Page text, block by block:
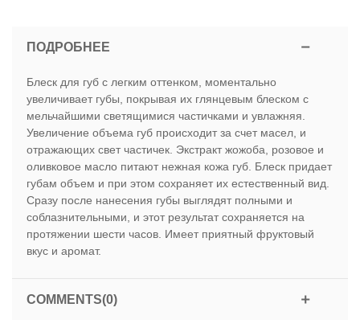
ПОДРОБНЕЕ
Блеск для губ с легким оттенком, моментально
увеличивает губы, покрывая их глянцевым блеском с
мельчайшими светящимися частичками и увлажняя.
Увеличение объема губ происходит за счет масел, и
отражающих свет частичек. Экстракт жожоба, розовое и
оливковое масло питают нежная кожа губ. Блеск придает
губам объем и при этом сохраняет их естественный вид.
Сразу после нанесения губы выглядят полными и
соблазнительными, и этот результат сохраняется на
протяжении шести часов. Имеет приятный фруктовый
вкус и аромат.
COMMENTS(0)